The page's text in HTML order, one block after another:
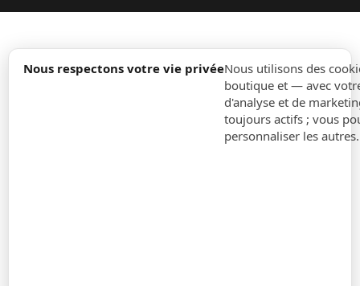
Nous respectons votre vie privéeNous utilisons des
boutique et — avec
d'analyse et de
toujours actifs ; vous
personnaliser les
expand_more